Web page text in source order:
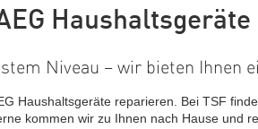
Haushaltsgeräte
Niveau – wir bieten Ihnen
Haushaltsgeräte reparieren. Bei TSF
kommen wir zu Ihnen nach Hause und